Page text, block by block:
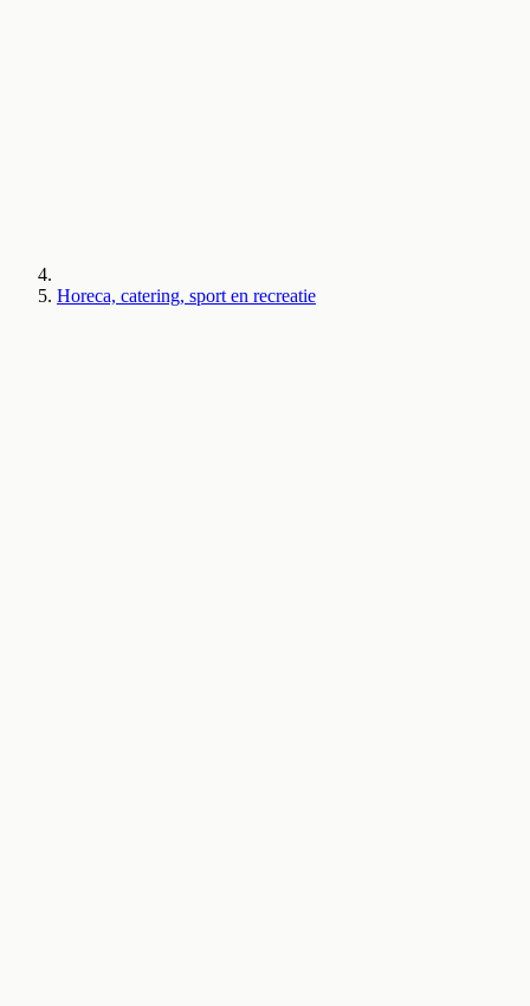
Horeca, catering, sport en recreatie